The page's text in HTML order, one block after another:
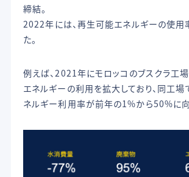
締結。
2022年には、再生可能エネルギーの使
た。
例えば、2021年にモロッコのブスクラ工
エネルギーの利用を拡大しており、同工
ネルギー利用率が前年の1%から50%に向